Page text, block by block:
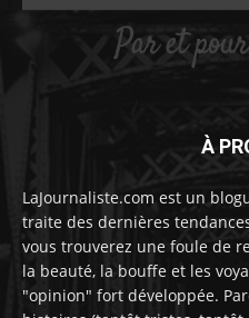
À
LaJournaliste.com est un
traite des dernières
vous trouverez une foule de
la beauté, la bouffe et les
"opinion" fort développée.